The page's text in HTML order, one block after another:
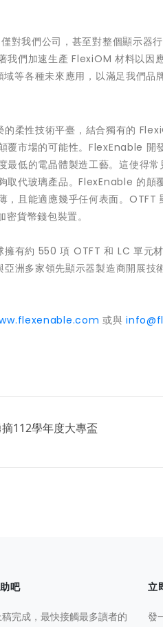
對我們公司，甚至對整個顯示器
我們加速生產 FlexiOM 材料以
等各種未來應用，以滿足我們品
柔性技術平臺，結合獨有的
覆市場的可能性。FlexEnable
最低的電晶體製造工藝。這使得
取代玻璃產品。FlexEnable 的顛
，且能適應幾乎任何表面。
貨幣錢包裝置。
有約 550 項 OTFT 和 LC 單元
洲多家領先顯示器製造商開展技
或與
112學年度大專盃
吧
完成，最快接觸最多讀者的
立
發